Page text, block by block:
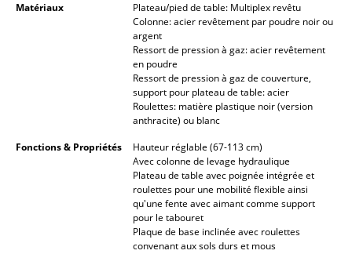
Lampes de bureau
Lampadaires et Liseuses
Appliques murales
Luminaires d’extérieur
... voir tous les luminaires
Matériaux
Plateau/pied de table: Multiplex revêtu
Colonne: acier revêtement par poudre noir ou
argent
Ressort de pression à gaz: acier revêtement
en poudre
Ressort de pression à gaz de couverture,
support pour plateau de table: acier
Roulettes: matière plastique noir (version
anthracite) ou blanc
Fonctions & Propriétés
Hauteur réglable (67-113 cm)
Avec colonne de levage hydraulique
Plateau de table avec poignée intégrée et
roulettes pour une mobilité flexible ainsi
qu'une fente avec aimant comme support
pour le tabouret
Plaque de base inclinée avec roulettes
convenant aux sols durs et mous